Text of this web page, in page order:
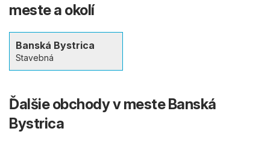
meste a okolí
Banská Bystrica
Stavebná
Ďalšie obchody v meste Banská
Bystrica